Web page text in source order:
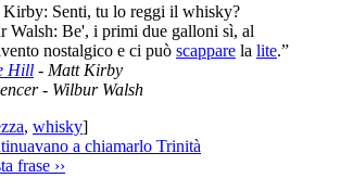
Kirby: Senti, tu lo reggi il whisky?
Walsh: Be', i primi due galloni sì, al
nostalgico e ci può scappare la lite.”
Hill - Matt Kirby
- Wilbur Walsh
, whisky]
a chiamarlo Trinità
frase ››